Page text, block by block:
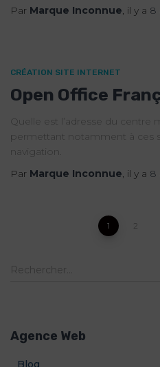
Par Marque Inconnue, il y a 8
CRÉATION SITE INTERNET
Open Office
Quelle est l’adresse du
permettant notamment à ces
navigation.
Par Marque Inconnue, il y a 8
Pagination
des
1 2
R
r
Rechercher…
Agence Web
Blog